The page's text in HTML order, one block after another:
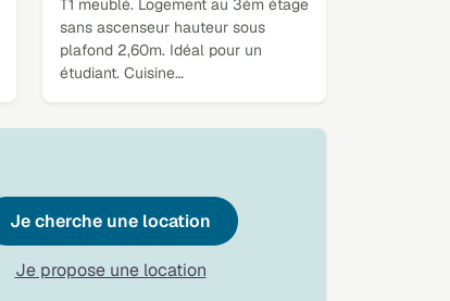
T1 meublé. Logement au 3ém étage
sans ascenseur hauteur sous
plafond 2,60m. Idéal pour un
étudiant. Cuisine…
Je cherche une location
Je propose une location